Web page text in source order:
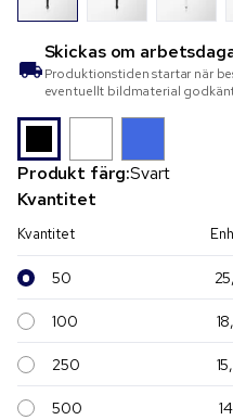
Skickas om
Produktionstiden startar när
eventuellt bildmaterial
Produkt färg:Svart
Kvantitet
Kvantitet
50
100
250
500